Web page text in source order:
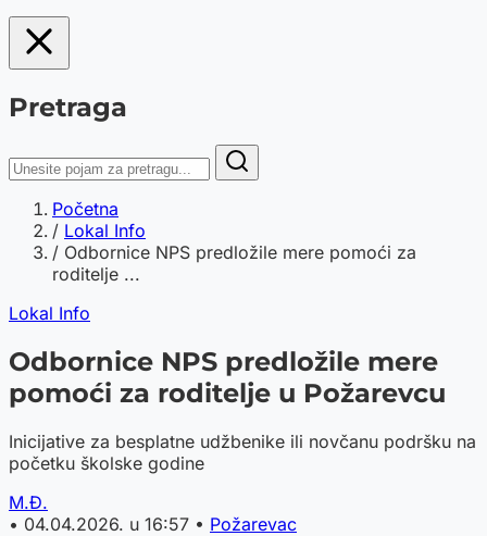
Pretraga
Početna
/ Lokal Info
/ Odbornice NPS predložile mere pomoći za
roditelje ...
Lokal Info
Odbornice NPS predložile mere
pomoći za roditelje u Požarevcu
Inicijative za besplatne udžbenike ili novčanu podršku na
početku školske godine
M.Đ.
• 04.04.2026. u 16:57 • Požarevac